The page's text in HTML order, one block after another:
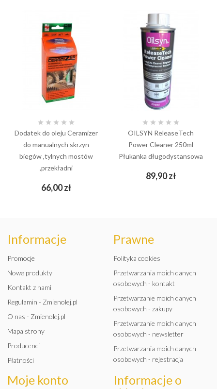
    
Dodatek do oleju Ceramizer
do manualnych skrzyn
biegów ,tylnych mostów
,przekładni
66,00 złCena
    
OILSYN ReleaseTech
Power Cleaner 250ml
Płukanka długodystansowa
89,90 złCena
Informacje
Promocje
Nowe produkty
Kontakt z nami
Regulamin - Zmienolej.pl
O nas - Zmienolej.pl
Mapa strony
Producenci
Płatności
Prawne
Polityka cookies
Przetwarzania moich danych
osobowych - kontakt
Przetwarzanie moich danych
osobowych - zakupy
Przetwarzanie moich danych
osobowych - newsletter
Przetwarzania moich danych
osobowych - rejestracja
Moje konto
Informacje o